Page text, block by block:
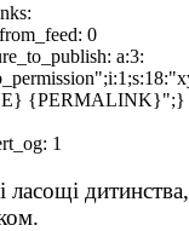
0
a:3:
{PERMALINK}";}
1
ласощі